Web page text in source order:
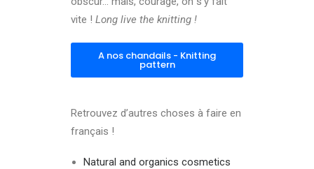
vite ! Long live the knitting !
A nos chandails - Knitting
pattern
Retrouvez d’autres choses à faire en
français !
Natural and organics cosmetics